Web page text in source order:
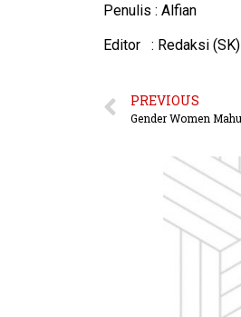
Penulis : Alfian
Editor : Redaksi (SK)
PREVIOUS